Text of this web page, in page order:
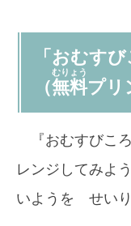
「おむす
（無料
むりょう
プリ
『おむすびこ
レンジしてみよう
いようを せい